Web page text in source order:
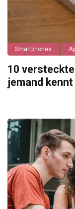
Smartphones
10
jemand kennt